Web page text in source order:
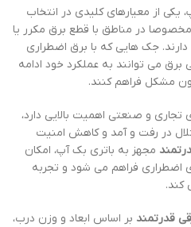
از معیارهای کلیدی در انتخاب
در مناطق با قطع برق مکرر یا
دارند. جک هایی که با برق اضطراری
می توانند به عملکرد خود ادامه
مشکل فراهم کنند.
تجاری و صنعتی اهمیت بالایی دارد،
در رفت و آمد و کاهش امنیت
مجهز به باتری بک آپ، امکان
اضطراری فراهم می شود و تجربه
کند.
قدرتمند بر اساس ابعاد و وزن درب،